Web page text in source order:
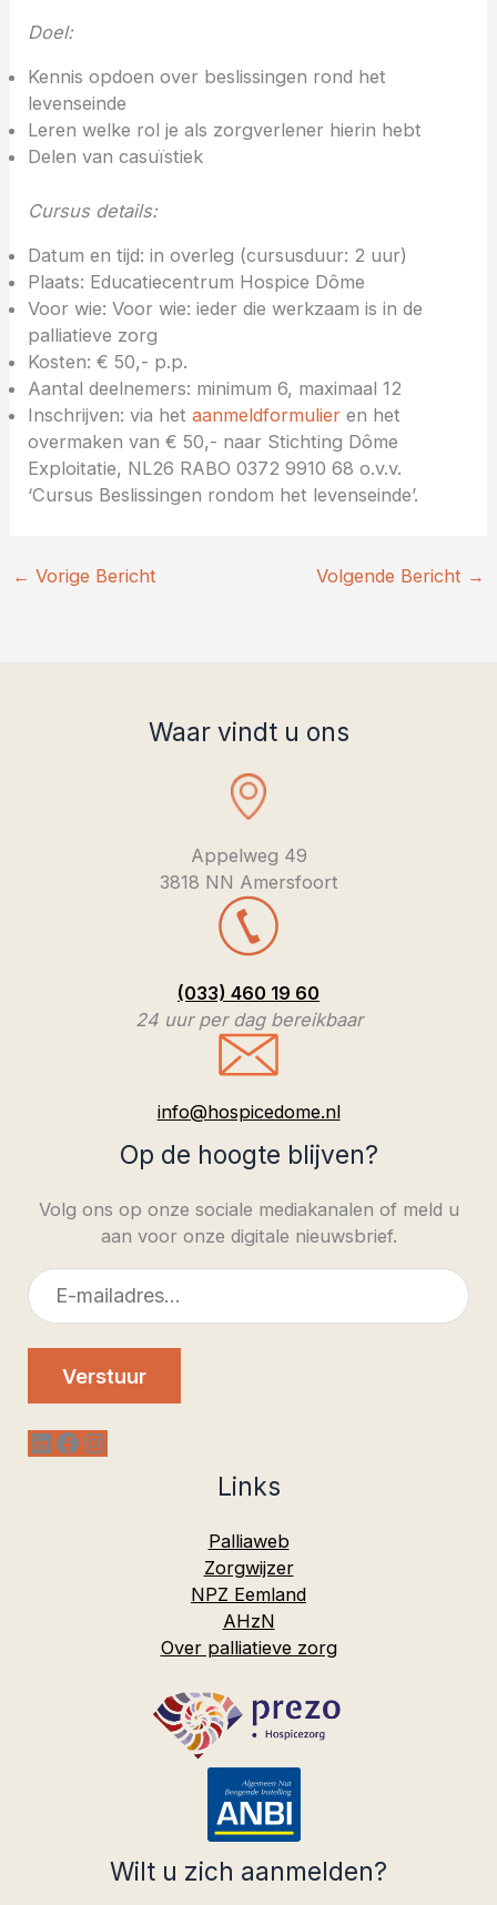
Doel:
Kennis opdoen over beslissingen rond het
levenseinde
Leren welke rol je als zorgverlener hierin hebt
Delen van casuïstiek
Cursus details:
Datum en tijd: in overleg (cursusduur: 2 uur)
Plaats: Educatiecentrum Hospice Dôme
Voor wie: Voor wie: ieder die werkzaam is in de
palliatieve zorg
Kosten: € 50,- p.p.
Aantal deelnemers: minimum 6, maximaal 12
Inschrijven: via hetaanmeldformulier en het
overmaken van € 50,- naar Stichting Dôme
Exploitatie, NL26 RABO 0372 9910 68 o.v.v.
‘Cursus Beslissingen rondom het levenseinde’.
← Vorige Bericht Volgende Bericht →
Waar vindt u ons
Appelweg 49
3818 NN Amersfoort
(033) 460 19 60
24 uur per dag bereikbaar
info@hospicedome.nl
Op de hoogte blijven?
Volg ons op onze sociale mediakanalen of meld u
aan voor onze digitale nieuwsbrief.
E-
mailadres
Verstuur
LinkedIn
Facebook
Instagram
Links
Palliaweb
Zorgwijzer
NPZ Eemland
AHzN
Over palliatieve zorg
Wilt u zich aanmelden?